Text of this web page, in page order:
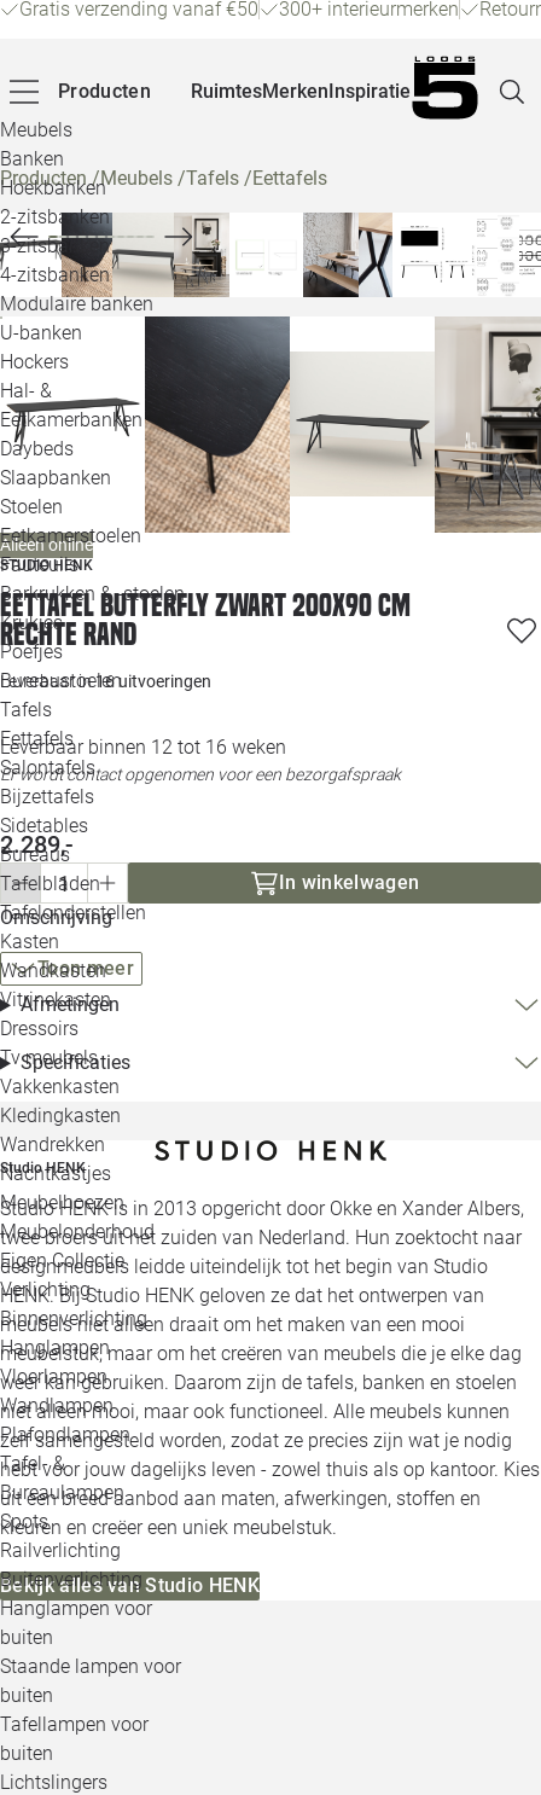
Gratis verzending vanaf €50 300+ interieurmerken
Producten
Meubels
Banken
Hoekbanken
2-zitsbanken
3-zitsbanken
4-zitsbanken
Modulaire banken
U-banken
Hockers
Hal- &
Eetkamerbanken
Daybeds
Slaapbanken
Stoelen
Eetkamerstoelen
Fauteuils
Barkrukken & -stoelen
Krukjes
Poefjes
Bureaustoelen
Tafels
Eettafels
Salontafels
Bijzettafels
Sidetables
Bureaus
Tafelbladen
Tafelonderstellen
Kasten
Wandkasten
Vitrinekasten
Dressoirs
Tv meubels
Vakkenkasten
Kledingkasten
Wandrekken
Nachtkastjes
Meubelhoezen
Meubelonderhoud
Eigen Collectie
Verlichting
Binnenverlichting
Hanglampen
Vloerlampen
Wandlampen
Plafondlampen
Tafel- &
Bureaulampen
Spots
Railverlichting
Buitenverlichting
Hanglampen voor
buiten
Staande lampen voor
buiten
Tafellampen voor
buiten
Lichtslingers
RuimtesMerkenInspiratie
Alle
Producten/Meubels /Tafels /Eettafels
Alleen online
STUDIO HENK
Eettafel Butterfly zwart 200x90 cm
rechte rand
Leverbaar in16 uitvoeringen
Leverbaar binnen 12 tot 16 weken
Er wordt contact opgenomen voor een bezorgafspraak
2.289,-
In winkelwagen
Omschrijving
Toon meer
Afmetingen
Specificaties
Studio HENK
Studio HENK is in 2013 opgericht door Okke en Xander Albers,
twee broers uit het zuiden van Nederland. Hun zoektocht naar
designmeubels leidde uiteindelijk tot het begin van Studio
HENK. Bij Studio HENK geloven ze dat het ontwerpen van
meubels niet alleen draait om het maken van een mooi
meubelstuk, maar om het creëren van meubels die je elke dag
weer kan gebruiken. Daarom zijn de tafels, banken en stoelen
niet alleen mooi, maar ook functioneel. Alle meubels kunnen
zelf samengesteld worden, zodat ze precies zijn wat je nodig
hebt voor jouw dagelijks leven - zowel thuis als op kantoor. Kies
uit een breed aanbod aan maten, afwerkingen, stoffen en
kleuren en creëer een uniek meubelstuk.
Bekijk alles van Studio HENK